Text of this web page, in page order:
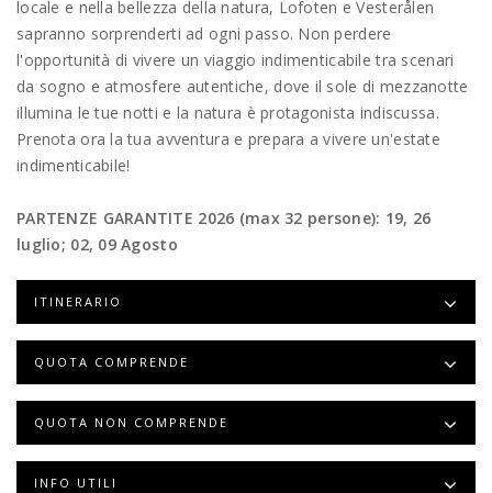
locale e nella bellezza della natura, Lofoten e Vesterålen
sapranno sorprenderti ad ogni passo. Non perdere
l'opportunità di vivere un viaggio indimenticabile tra scenari
da sogno e atmosfere autentiche, dove il sole di mezzanotte
illumina le tue notti e la natura è protagonista indiscussa.
Prenota ora la tua avventura e prepara a vivere un'estate
indimenticabile!
PARTENZE GARANTITE 2026 (max 32 persone): 19, 26
luglio; 02, 09 Agosto
ITINERARIO
QUOTA COMPRENDE
QUOTA NON COMPRENDE
INFO UTILI